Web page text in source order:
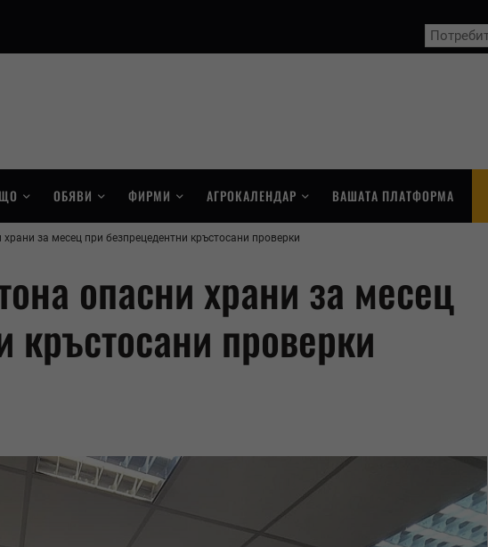
ОБЯВИ ФИРМИ АГРОКАЛЕНДАР ВАШАТА ПЛАТФОРМА
за месец при безпрецедентни кръстосани проверки
опасни храни за месец
кръстосани проверки